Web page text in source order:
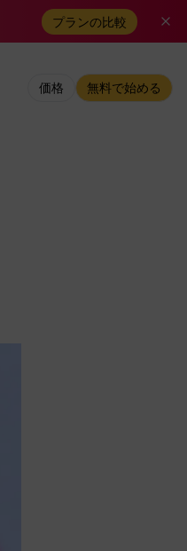
プランの比較
価格 無料で始める